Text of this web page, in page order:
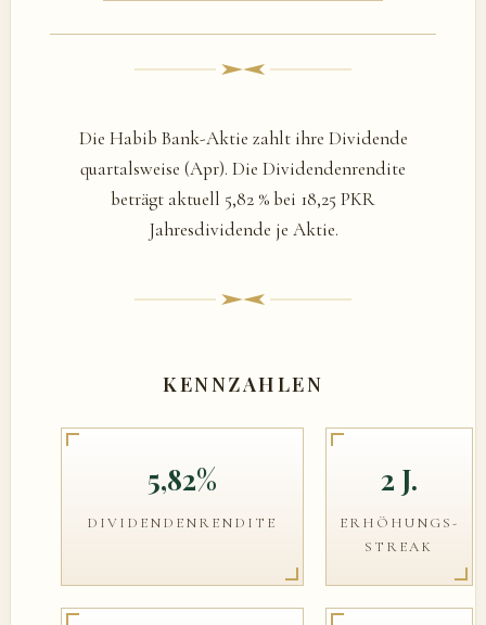
Die Habib Bank-Aktie zahlt ihre Dividende
quartalsweise (Apr). Die Dividendenrendite
beträgt aktuell 5,82 % bei 18,25 PKR
Jahresdividende je Aktie.
KENNZAHLEN
5,82%
DIVIDENDENRENDITE
2 J.
ERHÖHUNGS-
STREAK